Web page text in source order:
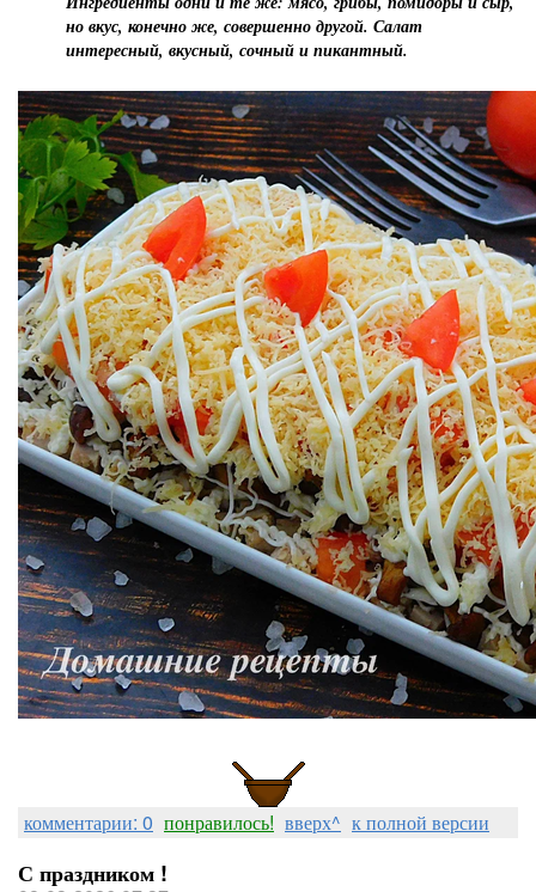
но вкус, конечно же, совершенно другой. Салат
интересный, вкусный, сочный и пикантный.
комментарии: 0 понравилось! вверх^ к полной версии
С праздником !